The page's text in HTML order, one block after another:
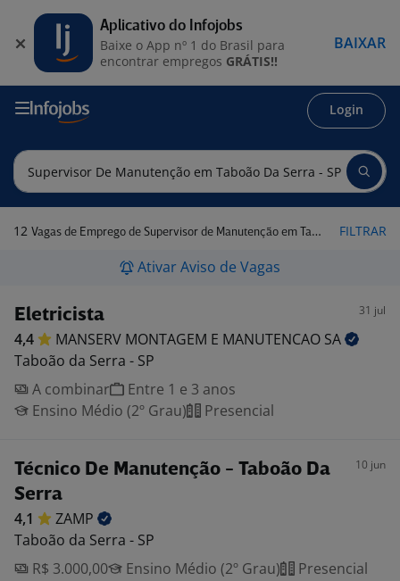
Login
12 Vagas de Emprego de Supervisor de Manutenção em Taboão da Serra - SP FILTRAR
Ativar Aviso de Vagas
Eletricista 31 jul
4,4 MANSERV MONTAGEM E MANUTENCAO SA
Taboão da Serra - SP
A combinar
Entre 1 e 3 anos
Ensino Médio (2º Grau)
Presencial
Técnico De Manutenção - Taboão Da
Serra
10 jun
4,1
ZAMP
Taboão da Serra - SP
R$ 3.000,00
Ensino Médio (2º Grau) Presencial
Aplicativo do Infojobs
Baixe o App nº 1 do Brasil para
encontrar empregos GRÁTIS!!
BAIXAR